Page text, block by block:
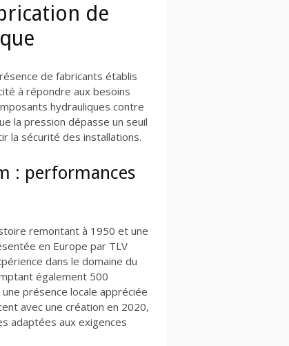
de
de fabricants établis
à répondre aux besoins
hydrauliques contre
la pression dépasse un seuil
la sécurité des installations.
: performances
remontant à 1950 et une
en Europe par TLV
dans le domaine du
également 500
présence locale appréciée
avec une création en 2020,
adaptées aux exigences